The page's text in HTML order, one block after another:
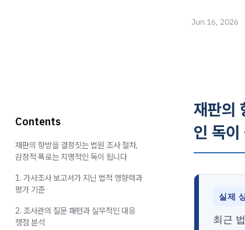
Jun 16, 2026
재판의
인 독이
실제
최근
Contents
재판의 향방을 결정짓는 법원 조사 절차,
감정적 폭로는 치명적인 독이 됩니다
1. 가사조사 보고서가 지닌 법적 영향력과
평가 기준
2. 조사관의 질문 패턴과 실무적인 대응
쟁점 분석